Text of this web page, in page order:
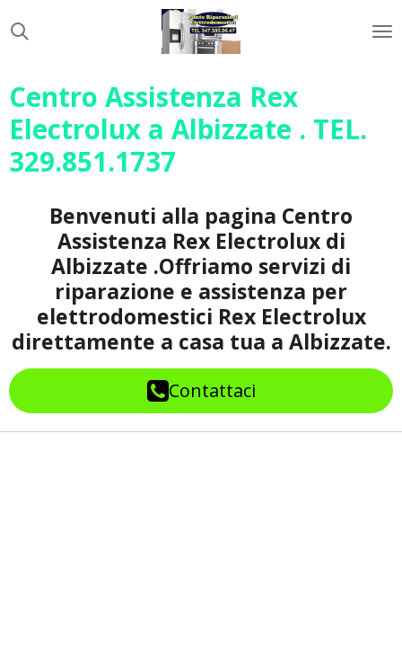
al
Centro Assistenza Rex
Electrolux a Albizzate . TEL.
329.851.1737
Benvenuti alla pagina Centro
Assistenza Rex Electrolux di
Albizzate .Offriamo servizi di
riparazione e assistenza per
elettrodomestici Rex Electrolux
direttamente a casa tua a Albizzate.
Contattaci